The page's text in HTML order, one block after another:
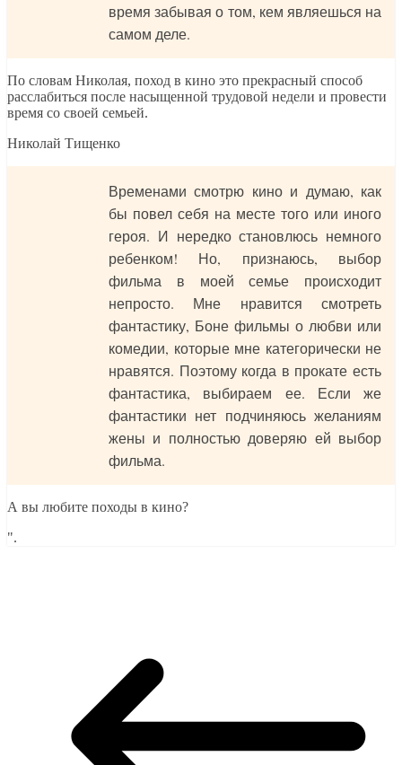
время забывая о том, кем являешься на
самом деле.
По словам Николая, поход в кино это прекрасный способ
расслабиться после насыщенной трудовой недели и провести
время со своей семьей.
Николай Тищенко
Временами смотрю кино и думаю, как
бы повел себя на месте того или иного
героя. И нередко становлюсь немного
ребенком! Но, признаюсь, выбор
фильма в моей семье происходит
непросто. Мне нравится смотреть
фантастику, Боне фильмы о любви или
комедии, которые мне категорически не
нравятся. Поэтому когда в прокате есть
фантастика, выбираем ее. Если же
фантастики нет подчиняюсь желаниям
жены и полностью доверяю ей выбор
фильма.
А вы любите походы в кино?
".